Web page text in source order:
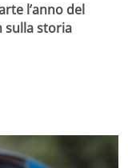
l’anno del
sulla storia